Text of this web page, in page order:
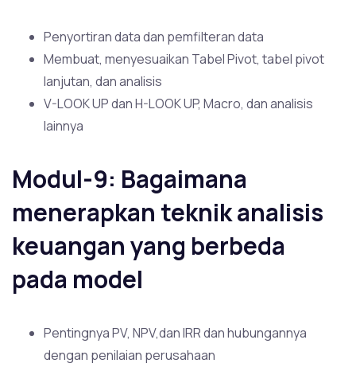
Penyortiran data dan pemfilteran data
Membuat, menyesuaikan Tabel Pivot, tabel pivot
lanjutan, dan analisis
V-LOOK UP dan H-LOOK UP, Macro, dan analisis
lainnya
Modul-9: Bagaimana
menerapkan teknik analisis
keuangan yang berbeda
pada model
Pentingnya PV, NPV,dan IRR dan hubungannya
dengan penilaian perusahaan